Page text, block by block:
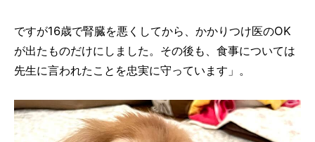
ですが16歳で腎臓を悪くしてから、かかりつけ医のOK
が出たものだけにしました。その後も、食事については
先生に言われたことを忠実に守っています」。